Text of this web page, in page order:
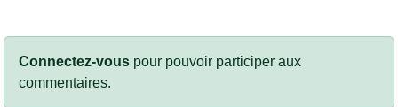
Connectez-vous pour pouvoir participer aux
commentaires.